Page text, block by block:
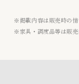
※掲載内容は販売時の情
※家具・調度品等は販売